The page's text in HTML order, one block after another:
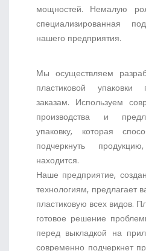
мощностей. Немалую
специализированная
нашего предприятия.
Мы осуществляем
пластиковой упаковки
заказам. Используем
производства и
упаковку, которая
подчеркнуть
находится.
Наше предприятие,
технологиям, предлагает
пластиковую всех видов.
готовое решение
перед выкладкой на
современно подчеркнет